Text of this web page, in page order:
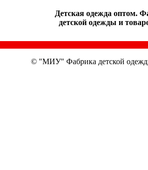
Детская одежда оптом.
детской одежды и
© "МИУ" Фабрика детской